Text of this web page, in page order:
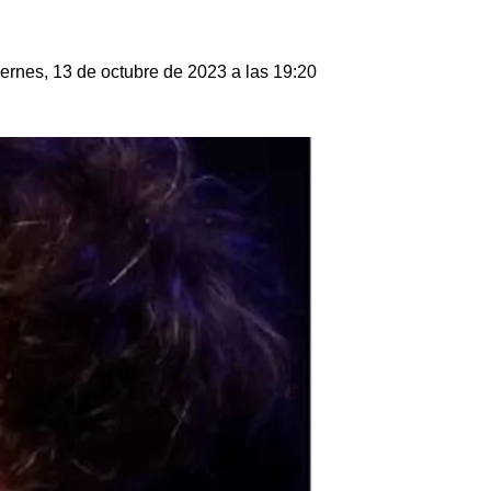
13 de octubre de 2023 a las 19:20